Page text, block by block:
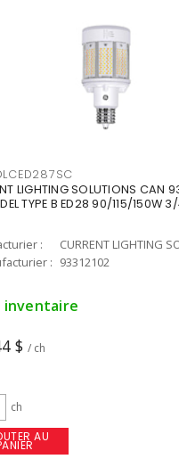
LIGHTING SOLUTIONS CAN
TYPE B ED28 90/115/150W
:
: 93312102
inventaire
$ / ch
ch
AU